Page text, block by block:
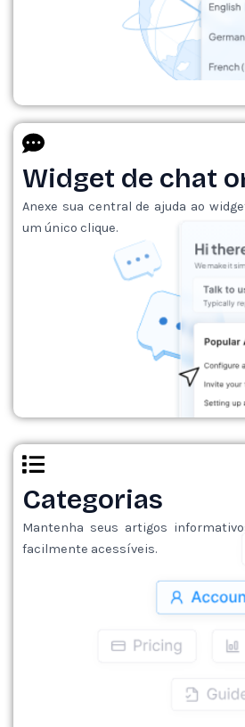
Widget de chat
Anexe sua central de ajuda ao
um único clique.
Categorias
Mantenha seus artigos
facilmente acessíveis.